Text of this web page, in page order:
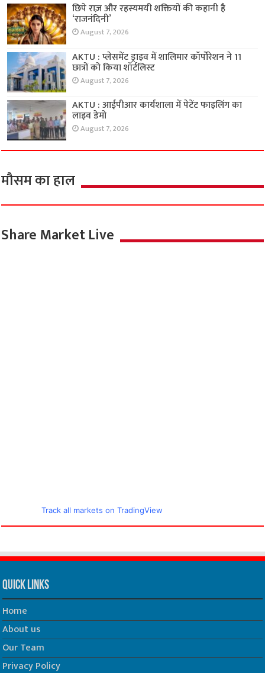
छिपे राज़ और रहस्यमयी शक्तियों की कहानी है
‘राजनंदिनी’
August 7, 2026
AKTU : प्लेसमेंट ड्राइव में शालिमार कॉर्पोरेशन ने 11
छात्रों को किया शॉर्टलिस्ट
August 7, 2026
AKTU : आईपीआर कार्यशाला में पेटेंट फाइलिंग का
लाइव डेमो
August 7, 2026
मौसम का हाल
Share Market Live
Track all markets on TradingView
Quick Links
Home
About us
Our Team
Privacy Policy